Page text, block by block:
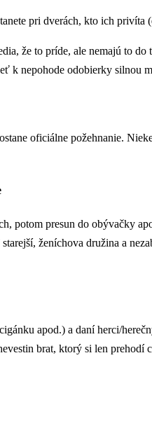
pri dverách, kto ich privíta
že to príde, ale nemajú to
k nepohode odobierky silnou
oficiálne požehnanie.
potom presun do obývačky
ženíchova družina a
apod.) a daní herci/
brat, ktorý si len